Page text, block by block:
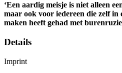
‘Een aardig meisje is niet alleen
maar ook voor iedereen die zelf
maken heeft gehad met
Details
Imprint